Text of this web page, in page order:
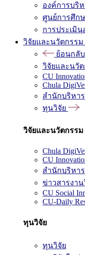
องค์การบริ
ศูนย์การศึก
การประเมิ
วิจัยและนวัตกรรม
ย้อนกลับ
วิจัยและนวั
CU
Chula
สำนักบริหา
ทุนวิจัย
วิจัยและนวัตกรรม
Chula
CU
สำนักบริหา
ข่าวสารงา
CU Social
CU-Daily
ทุนวิจัย
ทุนวิจัย